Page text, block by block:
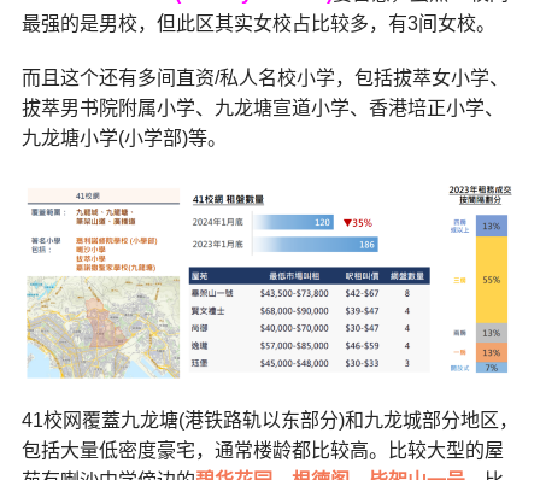
最强的是男校，但此区其实女校占比较多，有3间女校。
而且这个还有多间直资/私人名校小学，包括拔萃女小学、
拔萃男书院附属小学、九龙塘宣道小学、香港培正小学、
九龙塘小学(小学部)等。
41校网覆蓋九龙塘(港铁路轨以东部分)和九龙城部分地区，
包括大量低密度豪宅，通常楼龄都比较高。比较大型的屋